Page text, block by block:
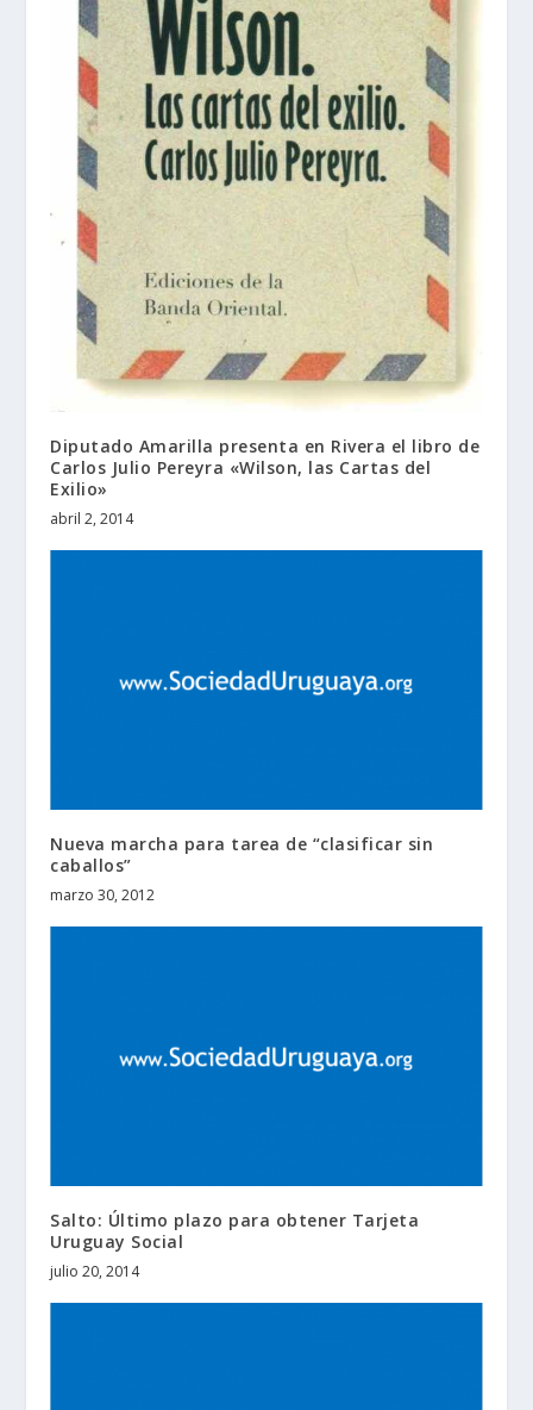
Diputado Amarilla presenta en Rivera el libro de
Carlos Julio Pereyra «Wilson, las Cartas del
Exilio»
abril 2, 2014
Nueva marcha para tarea de “clasificar sin
caballos”
marzo 30, 2012
Salto: Último plazo para obtener Tarjeta
Uruguay Social
julio 20, 2014